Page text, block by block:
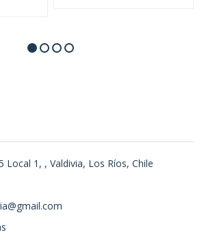
Local 1, , Valdivia, Los Ríos, Chile